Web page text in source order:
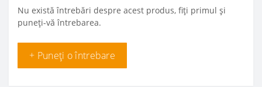
Nu există întrebări despre acest produs, fiți primul și
puneți-vă întrebarea.
+ Puneți o întrebare